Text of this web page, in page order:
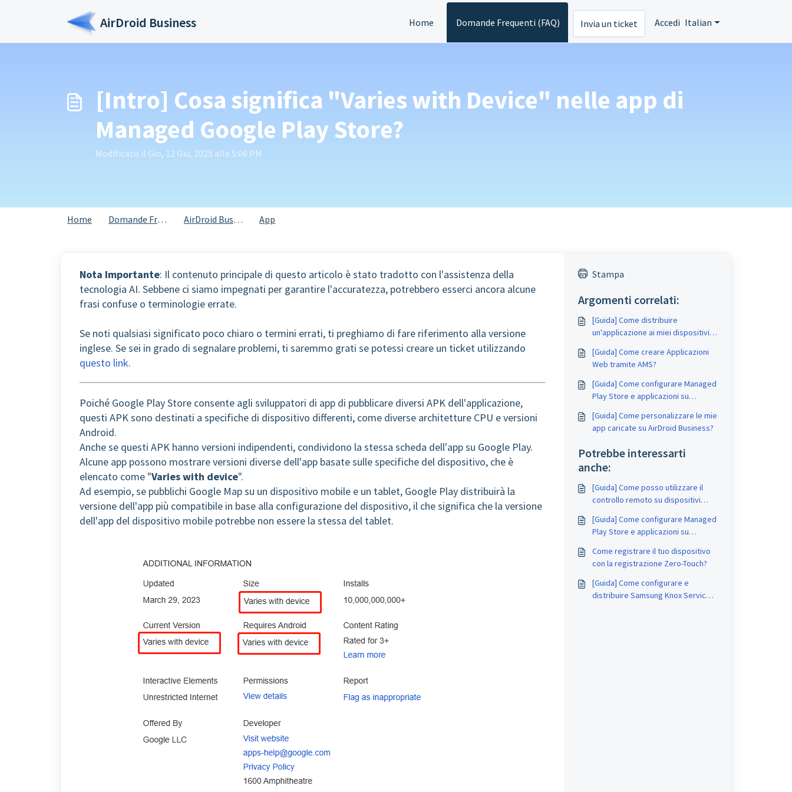
AirDroid Business Home Domande Frequenti (FAQ) Invia un ticket Accedi Italian
[Intro] Cosa significa "Varies with Device" nelle app di
Managed Google Play Store?
Modificato il Gio, 12 Giu, 2025 alle 5:06 PM
Home Domande Frequenti (FAQ) AirDroid Business App
Nota Importante: Il contenuto principale di questo articolo è stato tradotto con l'assistenza della
tecnologia AI. Sebbene ci siamo impegnati per garantire l'accuratezza, potrebbero esserci ancora alcune
frasi confuse o terminologie errate.
Se noti qualsiasi significato poco chiaro o termini errati, ti preghiamo di fare riferimento alla versione
inglese. Se sei in grado di segnalare problemi, ti saremmo grati se potessi creare un ticket utilizzando
questo link.
Poiché Google Play Store consente agli sviluppatori di app di pubblicare diversi APK dell'applicazione,
questi APK sono destinati a specifiche di dispositivo differenti, come diverse architetture CPU e versioni
Android.
Anche se questi APK hanno versioni indipendenti, condividono la stessa scheda dell'app su Google Play.
Alcune app possono mostrare versioni diverse dell'app basate sulle specifiche del dispositivo, che è
elencato come "Varies with device".
Ad esempio, se pubblichi Google Map su un dispositivo mobile e un tablet, Google Play distribuirà la
versione dell'app più compatibile in base alla configurazione del dispositivo, il che significa che la versione
dell'app del dispositivo mobile potrebbe non essere la stessa del tablet.
Stampa
Argomenti correlati:
[Guida] Come distribuire
un'applicazione ai miei dispositivi
[Guida] Come creare Applicazioni
Web tramite AMS?
[Guida] Come configurare Managed
Play Store e applicazioni su
[Guida] Come personalizzare le mie
app caricate su AirDroid Business?
Potrebbe interessarti
anche:
[Guida] Come posso utilizzare il
controllo remoto su dispositivi
[Guida] Come configurare Managed
Play Store e applicazioni su
Come registrare il tuo dispositivo
con la registrazione Zero-Touch?
[Guida] Come configurare e
distribuire Samsung Knox Service